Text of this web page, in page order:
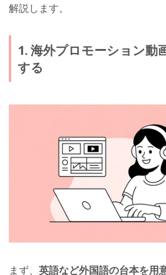
解説します。
1. 海外プロモーション動
する
まず、 英語など外国語の台本を用